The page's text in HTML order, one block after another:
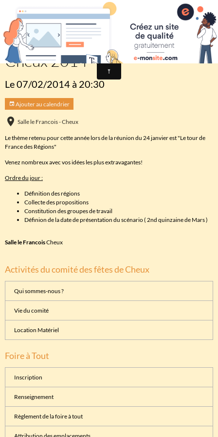
Comité des fêtes de CHEUX
Préparation scénario Fête de
Cheux 2014
Le 07/02/2014 à 20:30
Ajouter au calendrier
Salle le Francois - Cheux
Le thème retenu pour cette année lors de la réunion du 24 janvier est "Le tour de
France des Régions"
Venez nombreux avec vos idées les plus extravagantes!
Ordre du jour :
Définition des régions
Collecte des propositions
Constitution des groupes de travail
Définion de la date de présentation du scénario ( 2nd quinzaine de Mars )
Salle le FrancoisCheux
Activités du comité des fêtes de Cheux
Qui sommes-nous ?
Vie du comité
Location Matériel
Foire à Tout
Inscription
Renseignement
Règlement de la foire à tout
Attribution des emplacements